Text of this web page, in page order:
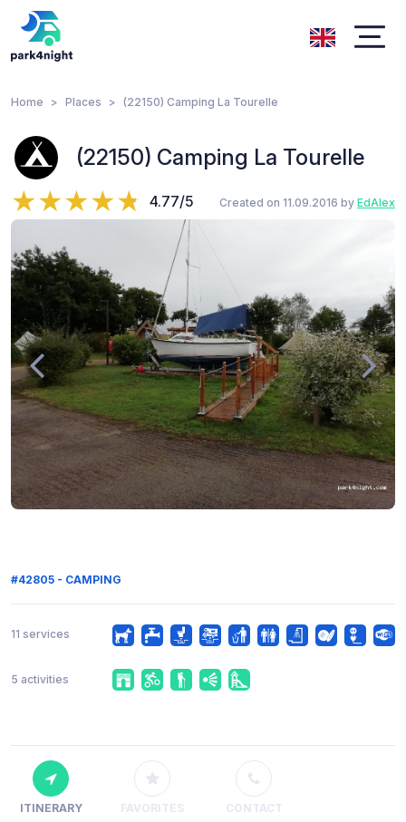
Home Places (22150) Camping La Tourelle
(22150) Camping La Tourelle
4.77/5 Created on 11.09.2016 by EdAlex
#42805 - CAMPING
11 services
5 activities
ITINERARY FAVORITES CONTACT